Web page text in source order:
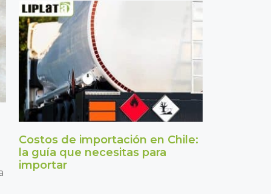
Costos de importación en Chile:
la guía que necesitas para
importar